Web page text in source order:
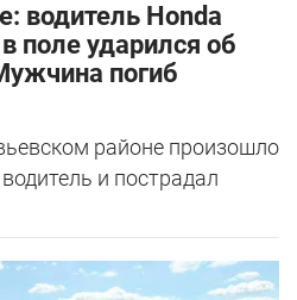
водитель Honda
поле ударился об
погиб
районе произошло
и пострадал